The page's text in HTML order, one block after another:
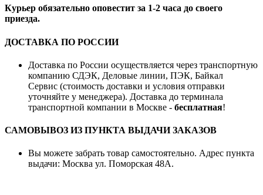
Курьер обязательно оповестит за 1-2 часа до своего
приезда.
ДОСТАВКА ПО РОССИИ
Доставка по России осуществляется через транспортную
компанию СДЭК, Деловые линии, ПЭК, Байкал
Сервис (стоимость доставки и условия отправки
уточняйте у менеджера). Доставка до терминала
транспортной компании в Москве - бесплатная!
САМОВЫВОЗ ИЗ ПУНКТА ВЫДАЧИ ЗАКАЗОВ
Вы можете забрать товар самостоятельно. Адрес пункта
выдачи: Москва ул. Поморская 48А.